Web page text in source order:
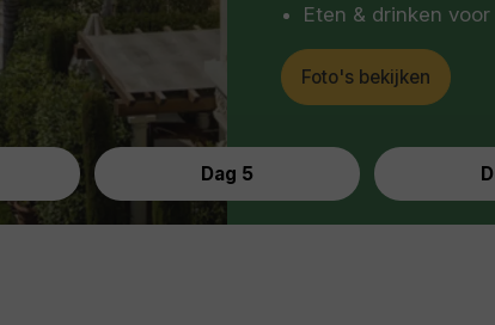
Dag 5
Eten & drinken
Foto's bekijken